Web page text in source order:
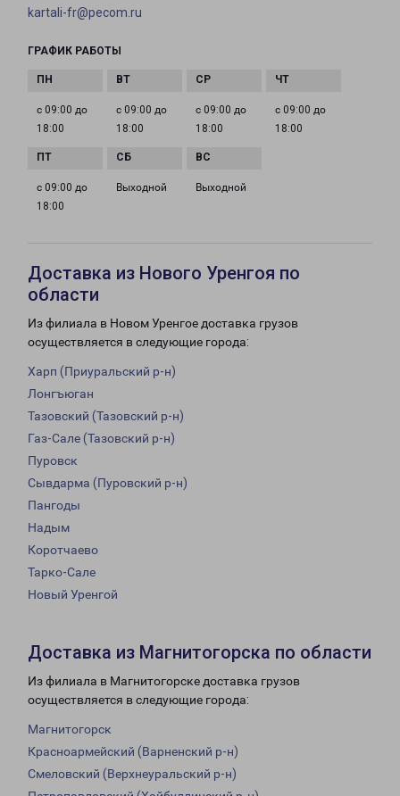
kartali-fr@pecom.ru
ГРАФИК РАБОТЫ
с 09:00 до
18:00
с 09:00 до
18:00
с 09:00 до
18:00
с 09:00 до
18:00
с 09:00 до
18:00
Выходной Выходной
Доставка из Нового Уренгоя по
области
Из филиала в Новом Уренгое доставка грузов
осуществляется в следующие города:
Харп (Приуральский р-н)
Лонгъюган
Тазовский (Тазовский р-н)
Газ-Сале (Тазовский р-н)
Пуровск
Сывдарма (Пуровский р-н)
Пангоды
Надым
Коротчаево
Тарко-Сале
Новый Уренгой
Доставка из Магнитогорска по области
Из филиала в Магнитогорске доставка грузов
осуществляется в следующие города:
Магнитогорск
Красноармейский (Варненский р-н)
Смеловский (Верхнеуральский р-н)